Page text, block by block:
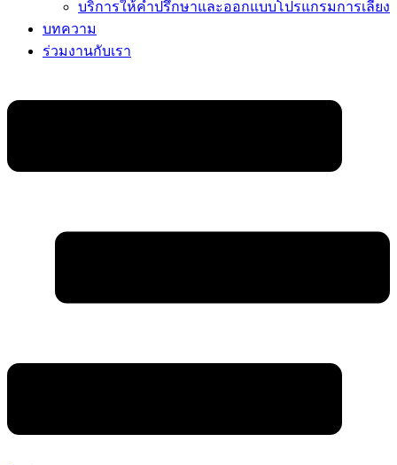
บริการให้คำปรึกษาและออกแบบโปรแกรมการเลี้ยง
บทความ
ร่วมงานกับเรา